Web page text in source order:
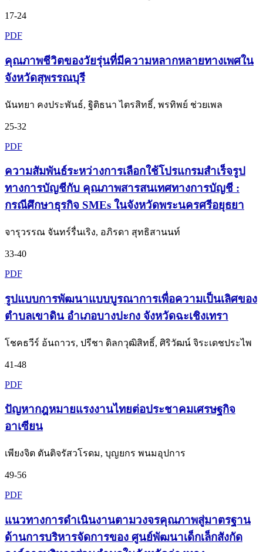
17-24
PDF
คุณภาพชีวิตของวัยรุ่นที่มีความหลากหลายทางเพศใน
จังหวัดสุพรรณบุรี
นันทยา คงประพันธ์, ฐิติธนา ไตรสิทธิ์, พรทิพย์ ช่วยเพล
25-32
PDF
ความสัมพันธ์ระหว่างการเลือกใช้โปรแกรมสำเร็จรูป
ทางการบัญชีกับ คุณภาพสารสนเทศทางการบัญชี :
กรณีศึกษาธุรกิจ SMEs ในจังหวัดพระนครศรีอยุธยา
จารุวรรณ จันทร์รื่นเริง, อภิรดา สุทธิสานนท์
33-40
PDF
รูปแบบการพัฒนาแบบบูรณาการเพื่อความเป็นเลิศของ
ตำบลเขาดิน อำเภอบางปะกง จังหวัดฉะเชิงเทรา
โชคธวีร์ อ้นถาวร, ปรีชา ดิลกวุฒิสิทธิ์, ศิริวัฒน์ จิระเดชประไพ
41-48
PDF
ปัญหากฎหมายแรงงานไทยต่อประชาคมเศรษฐกิจ
อาเซียน
เพียงจิต ตันติจรัสวโรดม, บุญยกร พนมอุปการ
49-56
PDF
แนวทางการดำเนินงานตามวงจรคุณภาพสู่มาตรฐาน
ด้านการบริหารจัดการของ ศูนย์พัฒนาเด็กเล็กสังกัด